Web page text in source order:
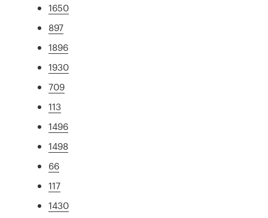
1650
897
1896
1930
709
113
1496
1498
66
117
1430